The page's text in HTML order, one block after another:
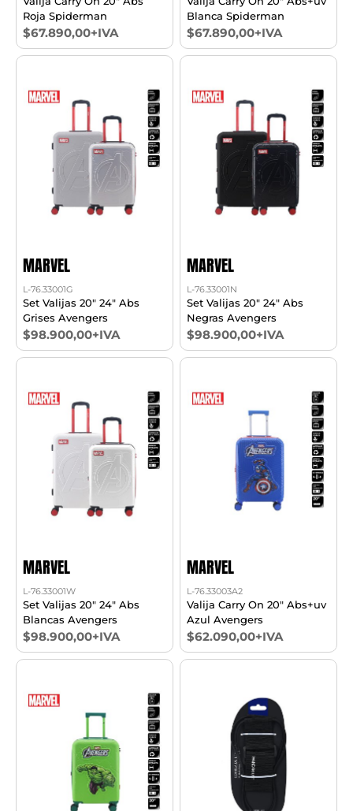
Roja Spiderman
$67.890,00+IVA
Blanca Spiderman
$67.890,00+IVA
MARVEL
L-76.33001G
Set Valijas 20" 24" Abs
Grises Avengers
$98.900,00+IVA
MARVEL
L-76.33001N
Set Valijas 20" 24" Abs
Negras Avengers
$98.900,00+IVA
MARVEL
L-76.33001W
Set Valijas 20" 24" Abs
Blancas Avengers
$98.900,00+IVA
MARVEL
L-76.33003A2
Valija Carry On 20" Abs+uv
Azul Avengers
$62.090,00+IVA